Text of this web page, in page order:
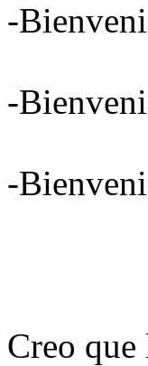
-
-
-
Creo